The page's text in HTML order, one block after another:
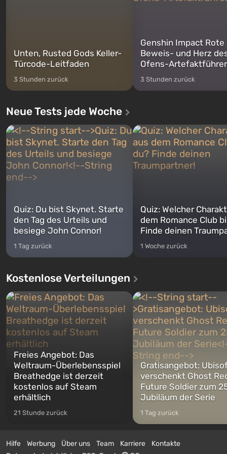
Unten, Rusted Gods Keller-
Türcode-Leitfaden
3 Stunden zurück
Genshin Impact Rote
Beweis- und Herz
Ofens-Artefaktführer
3 Stunden zurück
Neue Tests jede Woche
Quiz: Du bist Skynet. Starte
den Tag des Urteils und
besiege John Connor!
1 Tag zurück
Quiz: Welcher
dem Romance Club
Finde deinen
1 Woche zurück
Kostenlose Verteilungen
Freies Angebot: Das
Weltraum-Überlebensspiel
Breathedge ist derzeit
kostenlos auf Steam
erhältlich
21 Stunde zurück
Gratisangebot:
verschenkt Ghost
Future Soldier zum
Jubiläum der Serie
1 Tag zurück
Hilfe Werbung Über uns Team Karriere
Kontakte